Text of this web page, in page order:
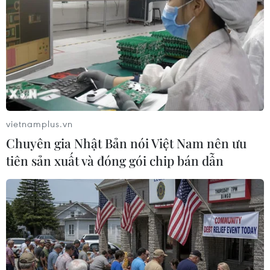
Theo dõi VietnamPlus
TIN LIÊN QUAN
vietnamplus.vn
Chuyên gia Nhật Bản nói Việt Nam nên ưu
tiên sản xuất và đóng gói chip bán dẫn